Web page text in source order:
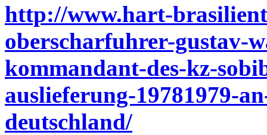
http://www.hart-
oberscharfuhrer-gustav-
kommandant-des-kz-
auslieferung-19781979-
deutschland/